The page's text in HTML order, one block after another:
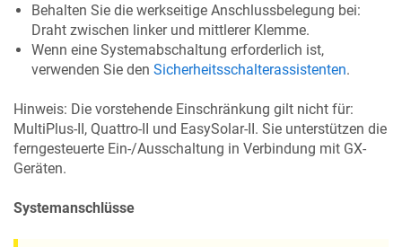
Behalten Sie die werkseitige Anschlussbelegung bei:
Draht zwischen linker und mittlerer Klemme.
Wenn eine Systemabschaltung erforderlich ist,
verwenden Sie den Sicherheitsschalterassistenten.
Hinweis: Die vorstehende Einschränkung gilt nicht für:
MultiPlus-II, Quattro-II und EasySolar-II. Sie unterstützen die
ferngesteuerte Ein-/Ausschaltung in Verbindung mit GX-
Geräten.
Systemanschlüsse